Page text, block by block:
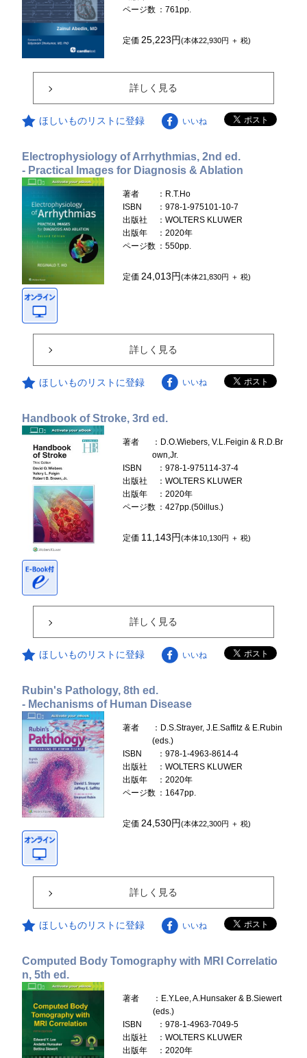
ページ数 ：761pp.
定価 25,223円(本体22,930円 ＋ 税)
詳しく見る
ほしいものリストに登録 いいね
Electrophysiology of Arrhythmias, 2nd ed.
- Practical Images for Diagnosis & Ablation
著者
：R.T.Ho
ISBN
：978-1-975101-10-7
出版社
：WOLTERS KLUWER
出版年
：2020年
ページ数 ：550pp.
定価24,013円(本体21,830円 ＋ 税)
詳しく見る
ほしいものリストに登録 いいね
Handbook of Stroke, 3rd ed.
著者
：D.O.Wiebers, V.L.Feigin & R.D.Br
own,Jr.
ISBN
：978-1-975114-37-4
出版社
：WOLTERS KLUWER
出版年
：2020年
ページ数 ：427pp.(50illus.)
定価 11,143円(本体10,130円 ＋ 税)
詳しく見る
ほしいものリストに登録 いいね
Rubin's Pathology, 8th ed.
- Mechanisms of Human Disease
著者
：D.S.Strayer, J.E.Saffitz & E.Rubin
(eds.)
ISBN
：978-1-4963-8614-4
出版社
：WOLTERS KLUWER
出版年
：2020年
ページ数 ：1647pp.
定価24,530円(本体22,300円 ＋ 税)
詳しく見る
ほしいものリストに登録 いいね
Computed Body Tomography with MRI Correlatio
n, 5th ed.
著者
：E.Y.Lee, A.Hunsaker & B.Siewert
(eds.)
ISBN
：978-1-4963-7049-5
出版社
：WOLTERS KLUWER
出版年
：2020年